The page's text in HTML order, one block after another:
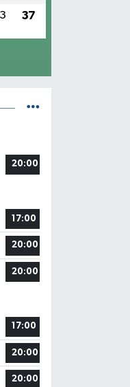
37
20:00
17:00
20:00
20:00
17:00
20:00
20:00